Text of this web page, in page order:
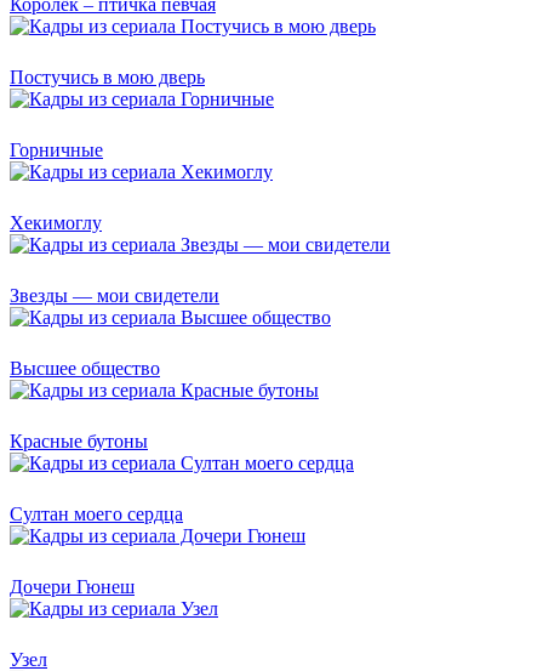
Постучись в мою дверь
Горничные
Хекимоглу
Звезды — мои свидетели
Высшее общество
Красные бутоны
Султан моего сердца
Дочери Гюнеш
Узел